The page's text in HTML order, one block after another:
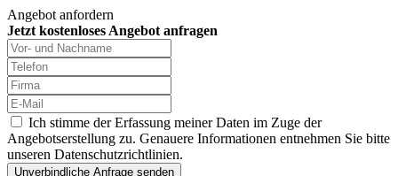
Angebot anfordern
Jetzt kostenloses Angebot anfragen
Ich stimme der Erfassung meiner Daten im Zuge der
Angebotserstellung zu. Genauere Informationen entnehmen Sie bitte
unseren Datenschutzrichtlinien.